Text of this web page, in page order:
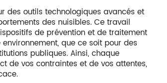
des outils technologiques avancés et
des nuisibles. Ce travail
de prévention et de traitement
que ce soit pour des
publiques. Ainsi, chaque
de vos contraintes et de vos attentes,